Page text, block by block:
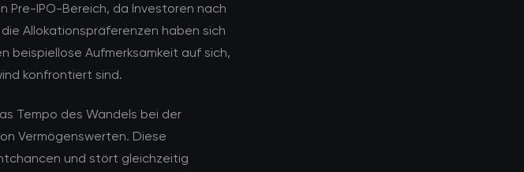
Pre-IPO-Bereich, da Investoren nach
Allokationspräferenzen haben sich
beispiellose Aufmerksamkeit auf sich,
konfrontiert sind.
Tempo des Wandels bei der
Vermögenswerten. Diese
und stört gleichzeitig